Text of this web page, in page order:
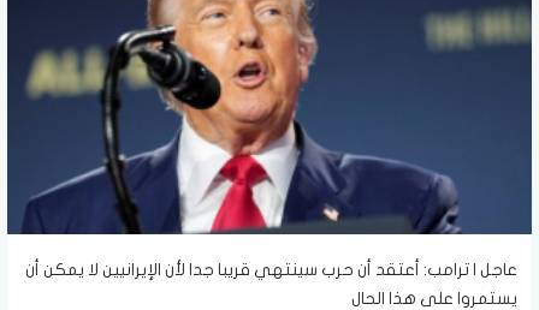
عاجل | ترامب: أعتقد أن حرب سينتهي قريبا جدا لأن الإيرانيين لا يمكن أن
يستمروا على هذا الحال